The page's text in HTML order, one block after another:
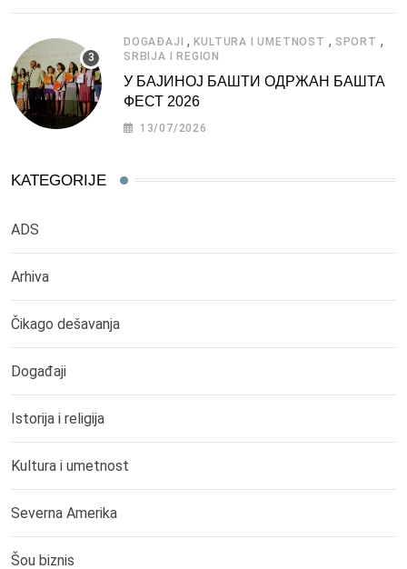
DOGAĐAJI ,KULTURA I UMETNOST , SPORT ,
SRBIJA I REGION
У БАЈИНОЈ БАШТИ ОДРЖАН БАШТА
ФЕСТ 2026
13/07/2026
KATEGORIJE
ADS
Arhiva
Čikago dešavanja
Događaji
Istorija i religija
Kultura i umetnost
Severna Amerika
Šou biznis